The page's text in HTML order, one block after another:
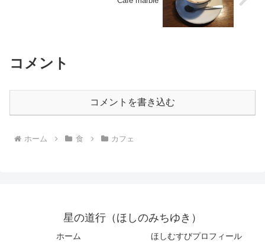
コメント
コメントを書き込む
ホーム 食 カフェ
星の道行（ほしのみちゆき）
ホーム
ほしむすびプロフィール